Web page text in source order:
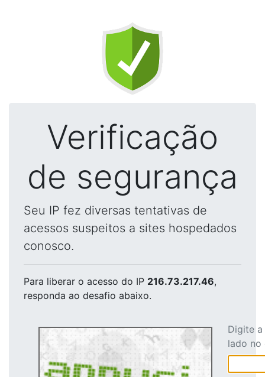
Verificação
de segurança
Seu IP fez diversas tentativas de
acessos suspeitos a sites hospedados
conosco.
Para liberar o acesso do IP 216.73.217.46,
responda ao desafio abaixo.
Digite
lado no